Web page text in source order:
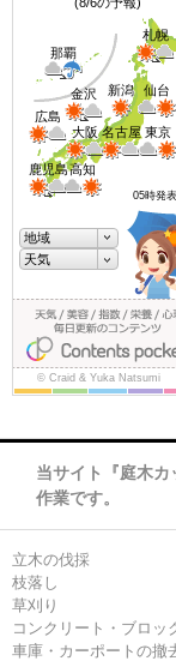
当サイト『庭木
作業です。
立木の伐採
枝落し
草刈り
コンクリート・ブロッ
車庫・カーポートの撤